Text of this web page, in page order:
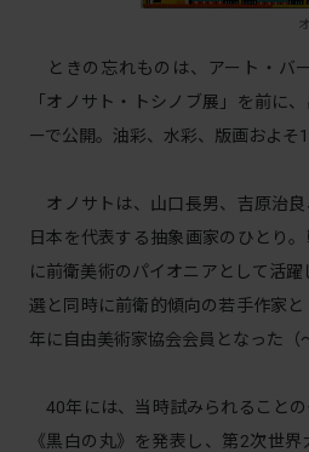
ときの忘れものは、アート・バ
「オノサト・トシノブ展」を前に
ーで公開。油彩、水彩、版画およそ
オノサトは、山口長男、吉原治
日本を代表する抽象画家のひとり
に前衛美術のパイオニアとして活
選と同時に前衛的傾向の若手作家
年に自由美術家協会会員となった（
40年には、当時試みられること
《黒白の丸》を発表し、第2次世